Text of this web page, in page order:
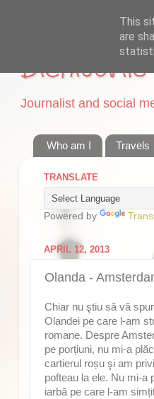
Journalist and social
Who am I Travels
TRANSLATE
Powered by
APRIL 12, 2013
Olanda -
Chiar nu ştiu să vă
Olandei pe care l-am
romane. Despre
pe porțiuni, nu mi-a
cartierul roșu şi am
pofteau la ele. Nu mi-a
iarbă pe care l-am
This
are